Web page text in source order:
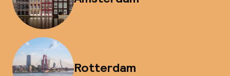
Rotterdam